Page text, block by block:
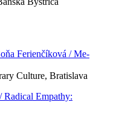
Ferienčíková / Me-
Culture, Bratislava
Radical Empathy: